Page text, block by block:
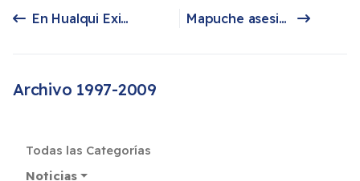
En Hualqui Exigen Paralizar Ralco:
Artículo siguiente: Mapuche asesinado en zona de conflicto
Mapuche asesinado en zona de conflicto
Archivo 1997-2009
Todas las Categorías
Noticias